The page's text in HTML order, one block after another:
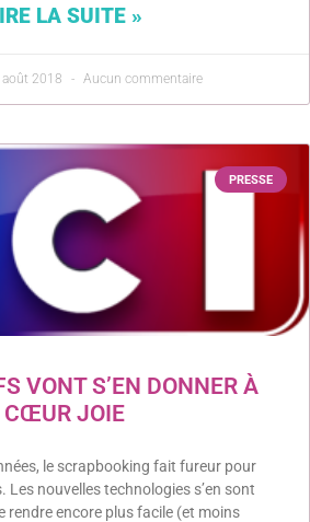
LA SUITE »
2018 Aucun commentaire
PRESSE
VONT S’EN DONNER À
CŒUR JOIE
le scrapbooking fait fureur pour
Les nouvelles technologies s’en sont
rendre encore plus facile (et moins